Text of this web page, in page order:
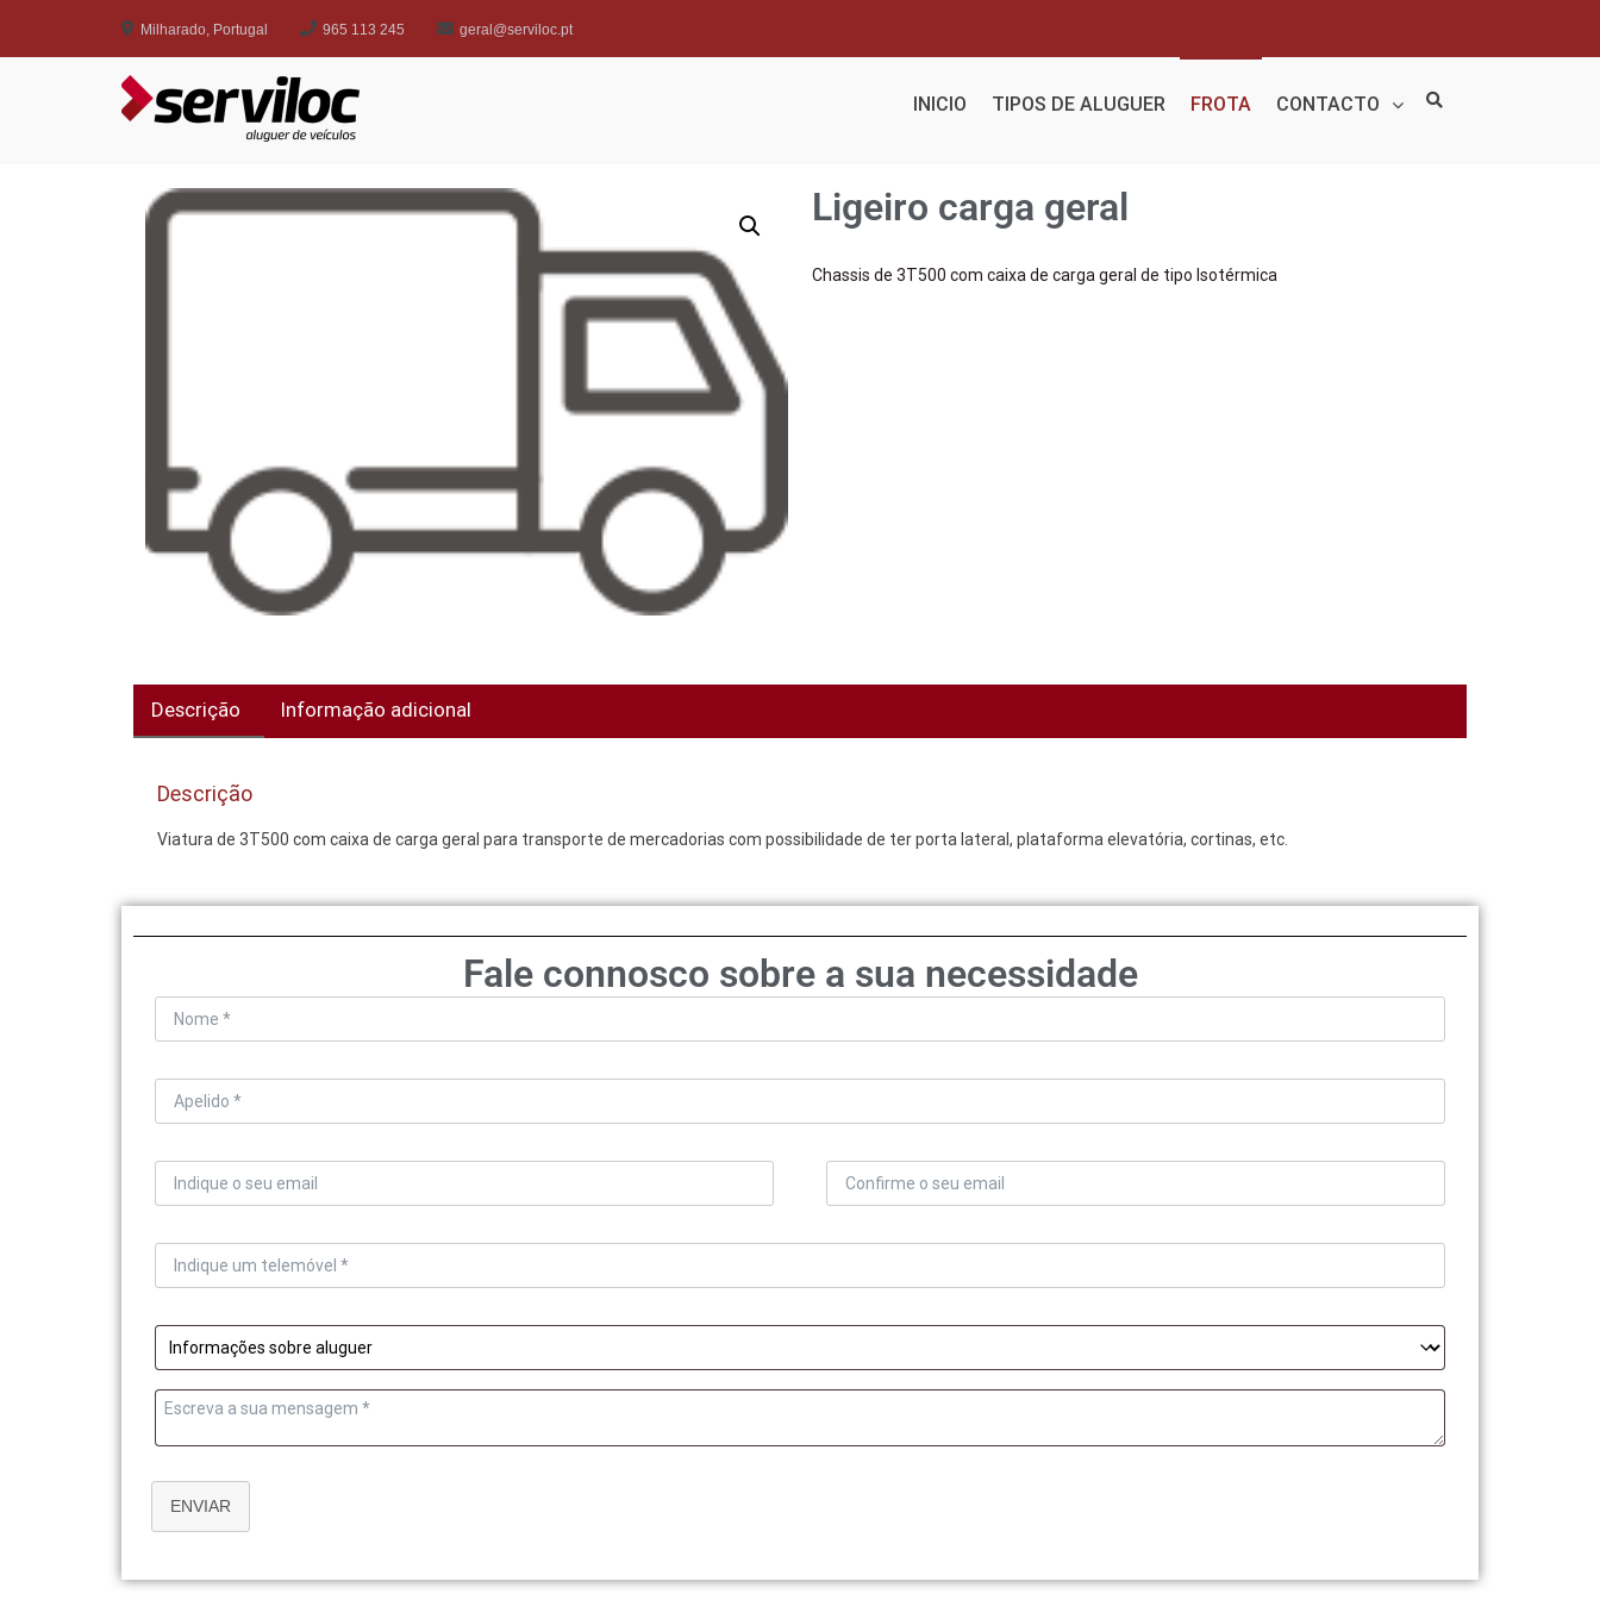
Milharado, Portugal 965 113 245 geral@serviloc.pt
INICIO TIPOS DE ALUGUER FROTA CONTACTO
Ligeiro carga geral
Chassis de 3T500 com caixa de carga geral de tipo Isotérmica
Descrição Informação adicional
Descrição
Viatura de 3T500 com caixa de carga geral para transporte de mercadorias com possibilidade de ter porta lateral, plataforma elevatória, cortinas, etc.
Fale connosco sobre a sua necessidade
ENVIAR